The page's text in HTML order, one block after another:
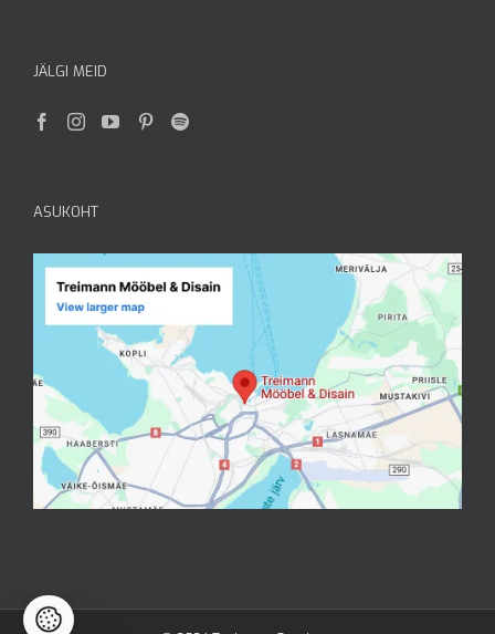
JÄLGI MEID
ASUKOHT